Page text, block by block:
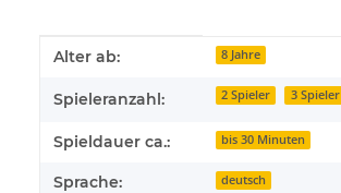
Produkteigenschaft
Wert
Alter ab: 8 Jahre
Spieleranzahl: 2 Spieler 3 Spieler
Spieldauer ca.: bis 30 Minuten
Sprache: deutsch